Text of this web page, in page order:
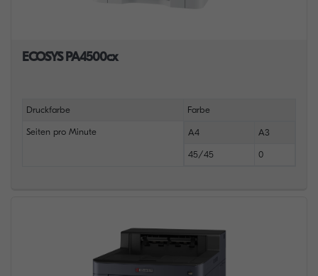
ECOSYS PA4500cx
Druckfarbe Farbe
Seiten pro Minute A4 A3
45/45 0